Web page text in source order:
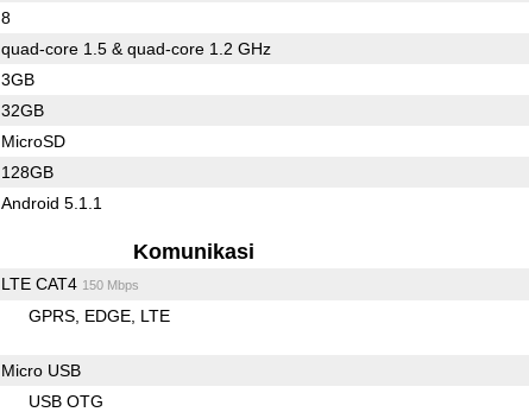
8
quad-core 1.5 & quad-core 1.2 GHz
3GB
32GB
MicroSD
128GB
Android 5.1.1
Komunikasi
LTE CAT4 150 Mbps
GPRS EDGE LTE
Micro USB
USB OTG